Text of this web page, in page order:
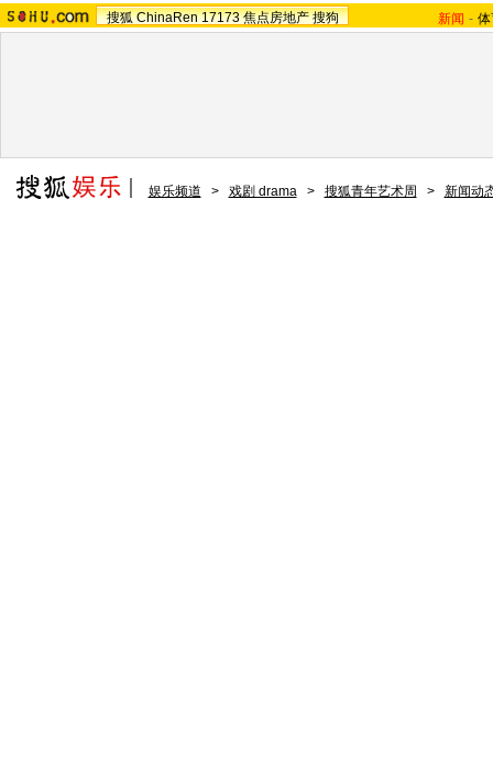
搜狐 ChinaRen 17173 焦点房地产 搜狗 新闻 -
娱乐频道 > 戏剧 drama > 搜狐青年艺术周 > 新闻动